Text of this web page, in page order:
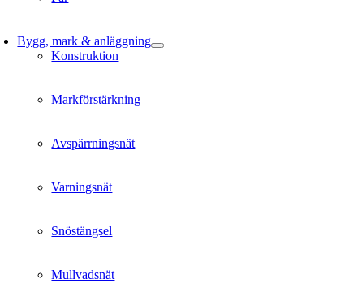
Bygg, mark & anläggning
Konstruktion
Markförstärkning
Avspärrningsnät
Varningsnät
Snöstängsel
Mullvadsnät